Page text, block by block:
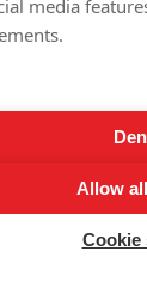
media
Allow
Cookie